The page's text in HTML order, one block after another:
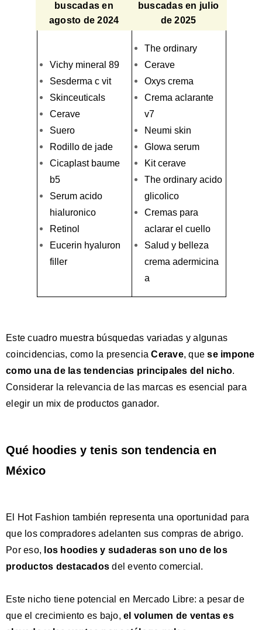
buscadas en
agosto de 2024
buscadas en julio
de 2025
Vichy mineral 89
Sesderma c vit
Skinceuticals
Cerave
Suero
Rodillo de jade
Cicaplast baume
b5
Serum acido
hialuronico
Retinol
Eucerin hyaluron
filler
The ordinary
Cerave
Oxys crema
Crema aclarante
v7
Neumi skin
Glowa serum
Kit cerave
The ordinary acido
glicolico
Cremas para
aclarar el cuello
Salud y belleza
crema adermicina
a
Este cuadro muestra búsquedas variadas y algunas
coincidencias, como la presenciaCerave, que se impone
como una de las tendencias principales del nicho.
Considerar la relevancia de las marcas es esencial para
elegir un mix de productos ganador.
Qué hoodies y tenis son tendencia en
México
El Hot Fashion también representa una oportunidad para
que los compradores adelanten sus compras de abrigo.
Por eso, los hoodies y sudaderas son uno de los
productos destacados del evento comercial.
Este nicho tiene potencial en Mercado Libre: a pesar de
que el crecimiento es bajo, el volumen de ventas es